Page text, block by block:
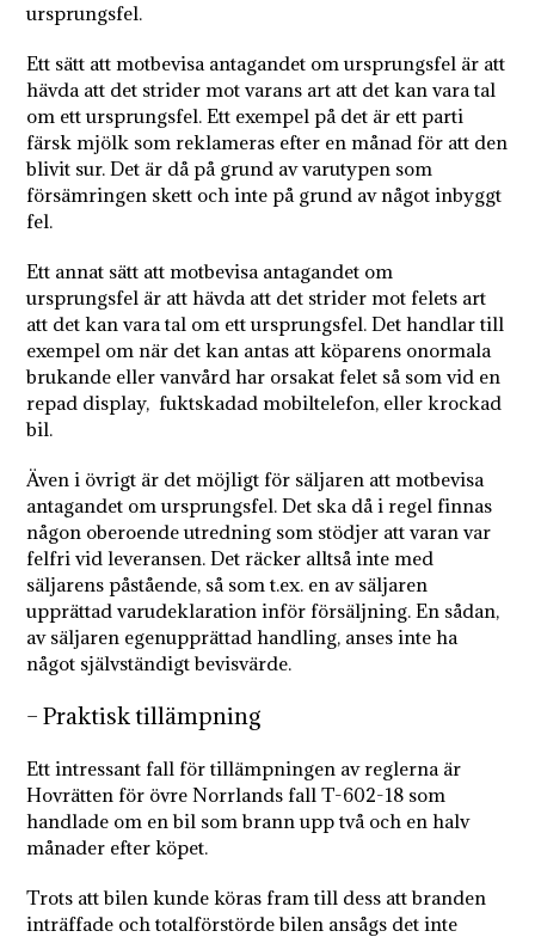
ursprungsfel.
Ett sätt att motbevisa antagandet om ursprungsfel är att
hävda att det strider mot varans art att det kan vara tal
om ett ursprungsfel. Ett exempel på det är ett parti
färsk mjölk som reklameras efter en månad för att den
blivit sur. Det är då på grund av varutypen som
försämringen skett och inte på grund av något inbyggt
fel.
Ett annat sätt att motbevisa antagandet om
ursprungsfel är att hävda att det strider mot felets art
att det kan vara tal om ett ursprungsfel. Det handlar till
exempel om när det kan antas att köparens onormala
brukande eller vanvård har orsakat felet så som vid en
repad display, fuktskadad mobiltelefon, eller krockad
bil.
Även i övrigt är det möjligt för säljaren att motbevisa
antagandet om ursprungsfel. Det ska då i regel finnas
någon oberoende utredning som stödjer att varan var
felfri vid leveransen. Det räcker alltså inte med
säljarens påstående, så som t.ex. en av säljaren
upprättad varudeklaration inför försäljning. En sådan,
av säljaren egenupprättad handling, anses inte ha
något självständigt bevisvärde.
– Praktisk tillämpning
Ett intressant fall för tillämpningen av reglerna är
Hovrätten för övre Norrlands fall T-602-18 som
handlade om en bil som brann upp två och en halv
månader efter köpet.
Trots att bilen kunde köras fram till dess att branden
inträffade och totalförstörde bilen ansågs det inte